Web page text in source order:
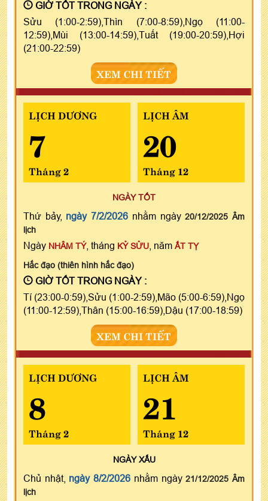
GIỜ TỐT TRONG NGÀY :
Sửu (1:00-2:59),Thìn (7:00-8:59),Ngọ (11:00-
12:59),Mùi (13:00-14:59),Tuất (19:00-20:59),Hợi
(21:00-22:59)
XEM CHI TIẾT
LỊCH DƯƠNG
7
Tháng 2
LỊCH ÂM
20
Tháng 12
NGÀY TỐT
Thứ bảy, ngày 7/2/2026 nhằm ngày20/12/2025 Âm
lịch
Ngày NHÂM TÝ, tháng KỶ SỬU , năm ẤT TỴ
Hắc đạo (thiên hình hắc đạo)
GIỜ TỐT TRONG NGÀY :
Tí (23:00-0:59),Sửu (1:00-2:59),Mão (5:00-6:59),Ngọ
(11:00-12:59),Thân (15:00-16:59),Dậu (17:00-18:59)
XEM CHI TIẾT
LỊCH DƯƠNG
8
Tháng 2
LỊCH ÂM
21
Tháng 12
NGÀYXẤU
Chủ nhật, ngày 8/2/2026 nhằm ngày21/12/2025 Âm
lịch